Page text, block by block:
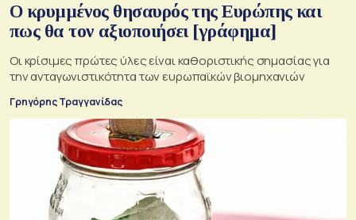
Ο κρυμμένος θησαυρός της Ευρώπης και
πως θα τον αξιοποιήσει [γράφημα]
Οι κρίσιμες πρώτες ύλες είναι καθοριστικής σημασίας για
την ανταγωνιστικότητα των ευρωπαϊκών βιομηχανιών
Γρηγόρης Τραγγανίδας